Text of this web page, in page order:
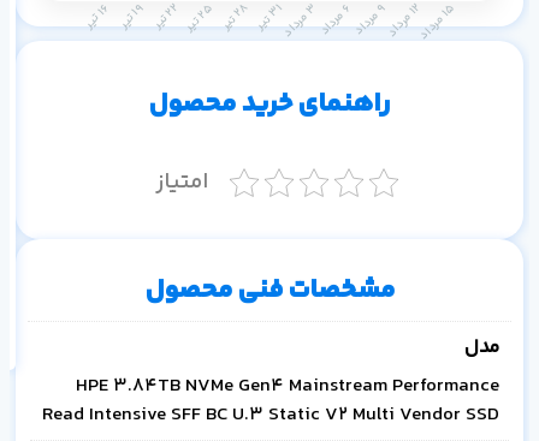
راهنمای خرید محصول
امتیاز
مشخصات فنی محصول
مدل
HPE 3.84TB NVMe Gen4 Mainstream Performance
Read Intensive SFF BC U.3 Static V2 Multi Vendor SSD